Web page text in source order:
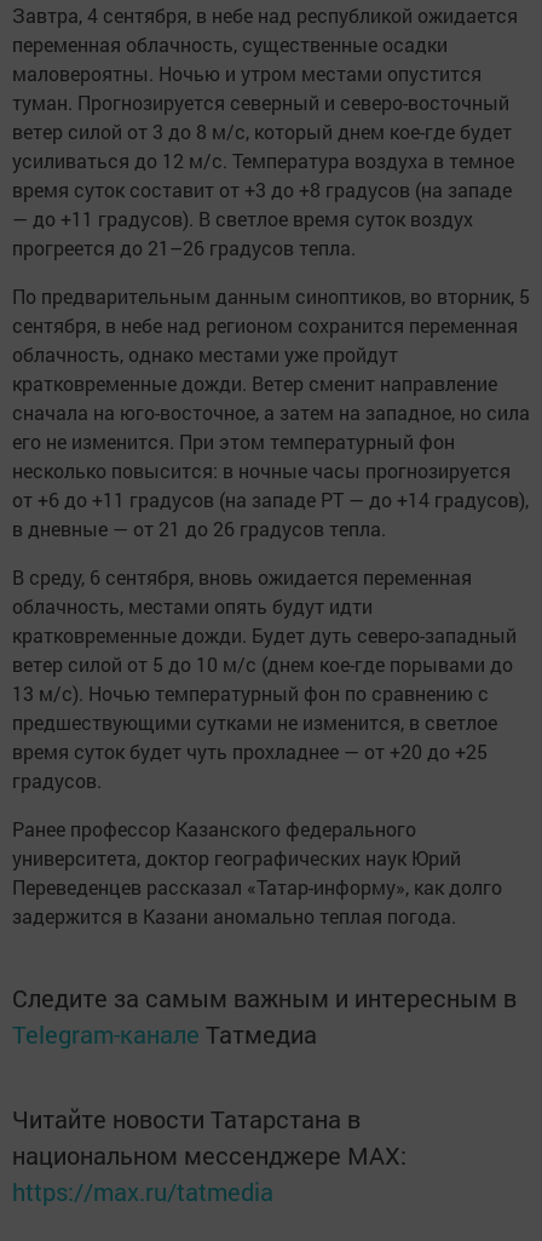
Завтра, 4 сентября, в небе над республикой ожидается
переменная облачность, существенные осадки
маловероятны. Ночью и утром местами опустится
туман. Прогнозируется северный и северо-восточный
ветер силой от 3 до 8 м/с, который днем кое-где будет
усиливаться до 12 м/с. Температура воздуха в темное
время суток составит от +3 до +8 градусов (на западе
— до +11 градусов). В светлое время суток воздух
прогреется до 21–26 градусов тепла.
По предварительным данным синоптиков, во вторник, 5
сентября, в небе над регионом сохранится переменная
облачность, однако местами уже пройдут
кратковременные дожди. Ветер сменит направление
сначала на юго-восточное, а затем на западное, но сила
его не изменится. При этом температурный фон
несколько повысится: в ночные часы прогнозируется
от +6 до +11 градусов (на западе РТ — до +14 градусов),
в дневные — от 21 до 26 градусов тепла.
В среду, 6 сентября, вновь ожидается переменная
облачность, местами опять будут идти
кратковременные дожди. Будет дуть северо-западный
ветер силой от 5 до 10 м/с (днем кое-где порывами до
13 м/с). Ночью температурный фон по сравнению с
предшествующими сутками не изменится, в светлое
время суток будет чуть прохладнее — от +20 до +25
градусов.
Ранее профессор Казанского федерального
университета, доктор географических наук Юрий
Переведенцев рассказал «Татар-информу», как долго
задержится в Казани аномально теплая погода.
Следите за самым важным и интересным в
Telegram-канале Татмедиа
Читайте новости Татарстана в
национальном мессенджере MАХ:
https://max.ru/tatmedia